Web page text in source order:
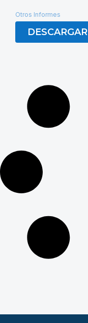
Otros Informes
DESCARGAR